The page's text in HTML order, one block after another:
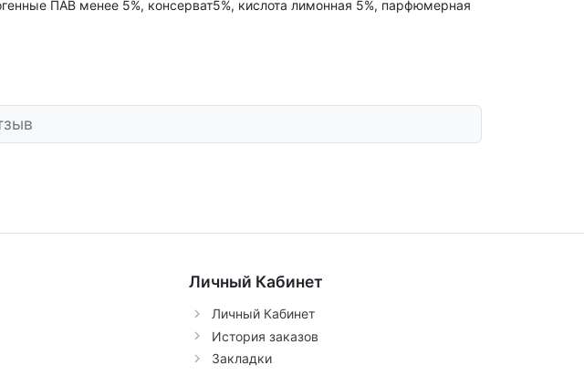
ПАВ менее 5%, консерват5%, кислота лимонная 5%, парфюмерная
Личный Кабинет
Личный Кабинет
История заказов
Закладки